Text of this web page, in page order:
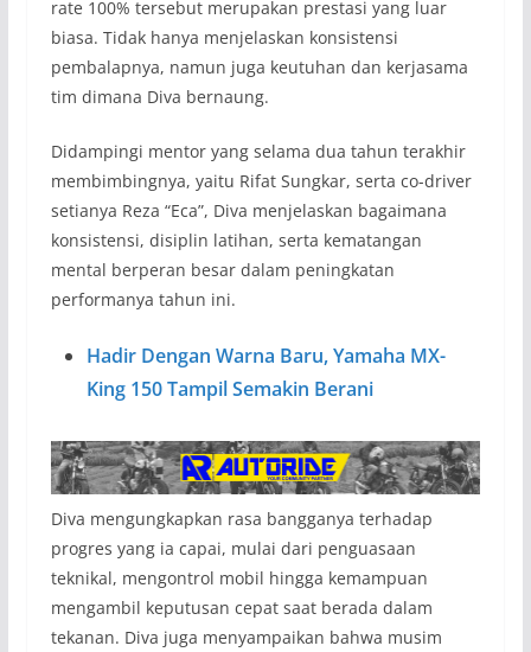
rate 100% tersebut merupakan prestasi yang luar
biasa. Tidak hanya menjelaskan konsistensi
pembalapnya, namun juga keutuhan dan kerjasama
tim dimana Diva bernaung.
Didampingi mentor yang selama dua tahun terakhir
membimbingnya, yaitu Rifat Sungkar, serta co-driver
setianya Reza “Eca”, Diva menjelaskan bagaimana
konsistensi, disiplin latihan, serta kematangan
mental berperan besar dalam peningkatan
performanya tahun ini.
Hadir Dengan Warna Baru, Yamaha MX-
King 150 Tampil Semakin Berani
Diva mengungkapkan rasa bangganya terhadap
progres yang ia capai, mulai dari penguasaan
teknikal, mengontrol mobil hingga kemampuan
mengambil keputusan cepat saat berada dalam
tekanan. Diva juga menyampaikan bahwa musim